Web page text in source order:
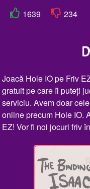
1639 234
Joacă Hole IO pe Friv
gratuit pe care îl puteți
serviciu. Avem doar
online precum Hole IO.
EZ! Vor fi noi jocuri friv